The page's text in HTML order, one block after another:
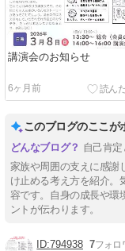
講演会のお知らせ
6ヶ月前
このブログのここが
自己肯
家族や周囲の支えに感謝
け止める考え方を紹介。
容です。自身の成長や環
ントが伝わります。
794938 7